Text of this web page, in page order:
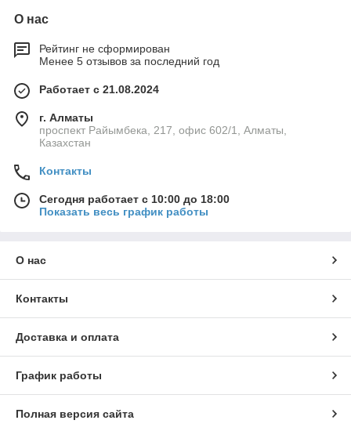
О нас
Рейтинг не сформирован
Менее 5 отзывов за последний год
Работает с 21.08.2024
г. Алматы
проспект Райымбека, 217, офис 602/1, Алматы,
Казахстан
Контакты
Сегодня работает с 10:00 до 18:00
Показать весь график работы
О нас
Контакты
Доставка и оплата
График работы
Полная версия сайта